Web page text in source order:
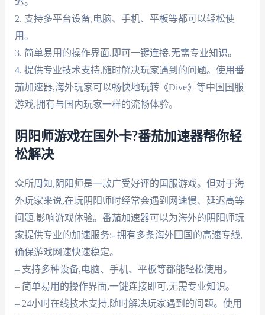
2. 支持多平台设备,电脑、手机、平板等都可以轻松使
用。
3. 简单易用的操作界面,即可一键连接,无需专业知识。
4. 提供专业技术支持,随时解决玩家遇到的问题。使用番
茄加速器,海外玩家可以畅快地玩转《Dive》等中国国服
游戏,拥有与国内玩家一样的流畅体验。
阴阳师游戏在国外卡?番茄加速器帮你轻
松解决
众所周知,阴阳师是一款广受好评的国服游戏。但对于海
外玩家来说,在玩阴阳师时经常会遇到网速慢、延迟高等
问题,影响游戏体验。番茄加速器可以为海外的阴阳师玩
家提供专业的加速服务:- 拥有多条海外回国的高速专线,
确保游戏网速快速稳定。
– 支持多种设备,电脑、手机、平板等都能轻松使用。
– 简单易用的操作界面,一键连接即可,无需专业知识。
– 24小时在线技术支持,随时解决玩家遇到的问题。使用